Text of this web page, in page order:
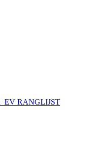
EV RANGLIJST